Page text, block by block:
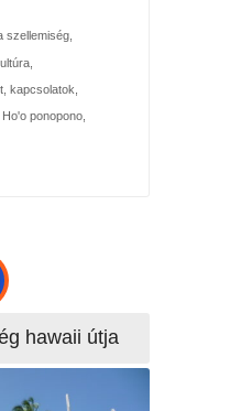
szellemiség,
,
, kapcsolatok
ponopono,
hawaii útja